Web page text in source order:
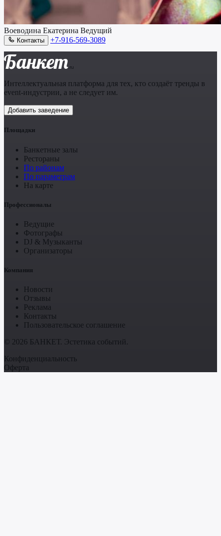
Воеводина Екатерина Ведущий
Контакты +7-916-569-3089
Банкет.ru
Интеллектуальная платформа для тех, кто создаёт тренды в
event-индустрии, а не следует им.
Добавить заведение
Площадки
Банкетные залы
Рестораны
По районам
По параметрам
На карте
Профессионалы
Ведущие
Фотографы
DJ & Музыканты
Организаторы
Компания
Новости
Отзывы
Реклама
Контакты
Пользовательское соглашение
© 2026 БАНКЕТ. Эстетика событий.
Конфиденциальность
Оферта